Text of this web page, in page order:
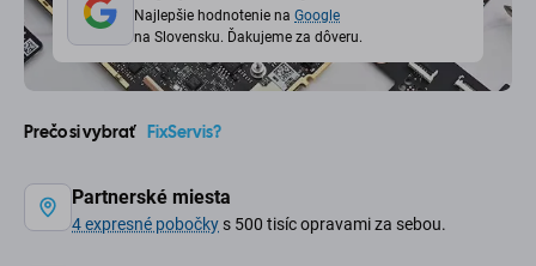
Najlepšie hodnotenie na Google
na Slovensku. Ďakujeme za dôveru.
Prečo si vybrať FixServis?
Partnerské miesta
4 expresné pobočky s 500 tisíc opravami za sebou.